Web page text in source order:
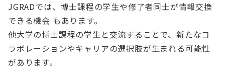
JGRADでは、博士課程の学生や修了者同士が情報交換
できる機会 もあります。
他大学の博士課程の学生と交流することで、新たなコ
ラボレーションやキャリアの選択肢が生まれる可能性
があります。